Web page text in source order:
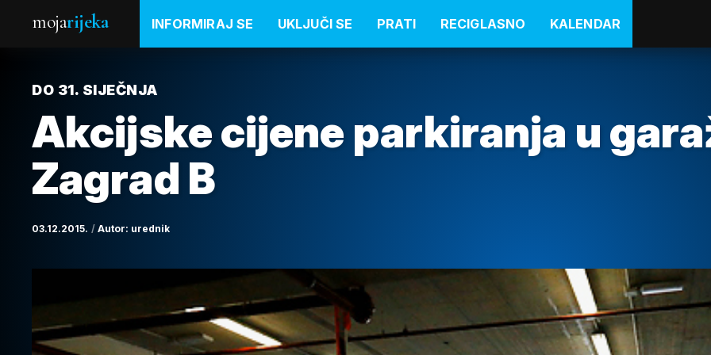
mojarijeka INFORMIRAJ SE UKLJUČI SE PRATI RECIGLASNO KALENDAR
DO 31. SIJEČNJA
Akcijske cijene parkiranja u
Zagrad B
03.12.2015. Autor: urednik